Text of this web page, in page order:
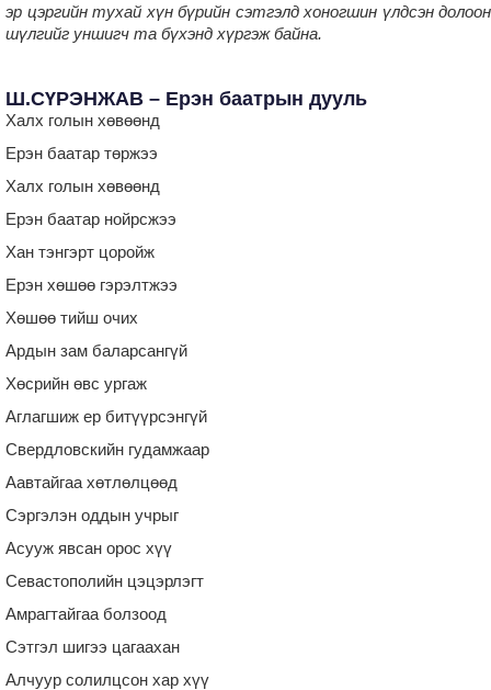
эр цэргийн тухай хүн бүрийн сэтгэлд хоногшин үлдсэн долоон
шүлгийг уншигч та бүхэнд хүргэж байна.
Ш.СҮРЭНЖАВ – Ерэн баатрын дууль
Халх голын хөвөөнд
Ерэн баатар төржээ
Халх голын хөвөөнд
Ерэн баатар нойрсжээ
Хан тэнгэрт цоройж
Ерэн хөшөө гэрэлтжээ
Хөшөө тийш очих
Ардын зам баларсангүй
Хөсрийн өвс ургаж
Аглагшиж ер битүүрсэнгүй
Свердловскийн гудамжаар
Аавтайгаа хөтлөлцөөд
Сэргэлэн оддын учрыг
Асууж явсан орос хүү
Севастополийн цэцэрлэгт
Амрагтайгаа болзоод
Сэтгэл шигээ цагаахан
Алчуур солилцсон хар хүү